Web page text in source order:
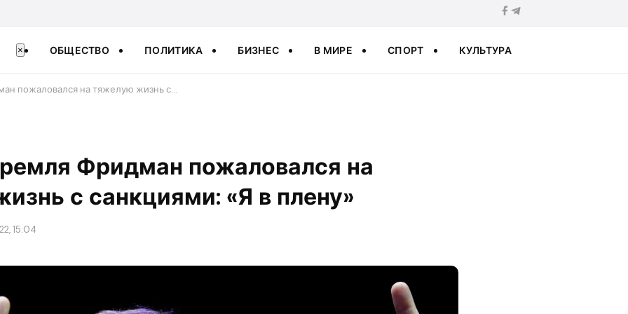
× ОБЩЕСТВО ПОЛИТИКА БИЗНЕС В МИРЕ СПОРТ КУЛЬТУРА
пожаловался на тяжелую жизнь с…
Фридман пожаловался на
с санкциями: «Я в плену»
15:04